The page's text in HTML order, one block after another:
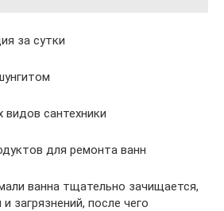
за сутки
видов сантехники
для ремонта ванн
ванна тщательно зачищается,
загрязнений, после чего